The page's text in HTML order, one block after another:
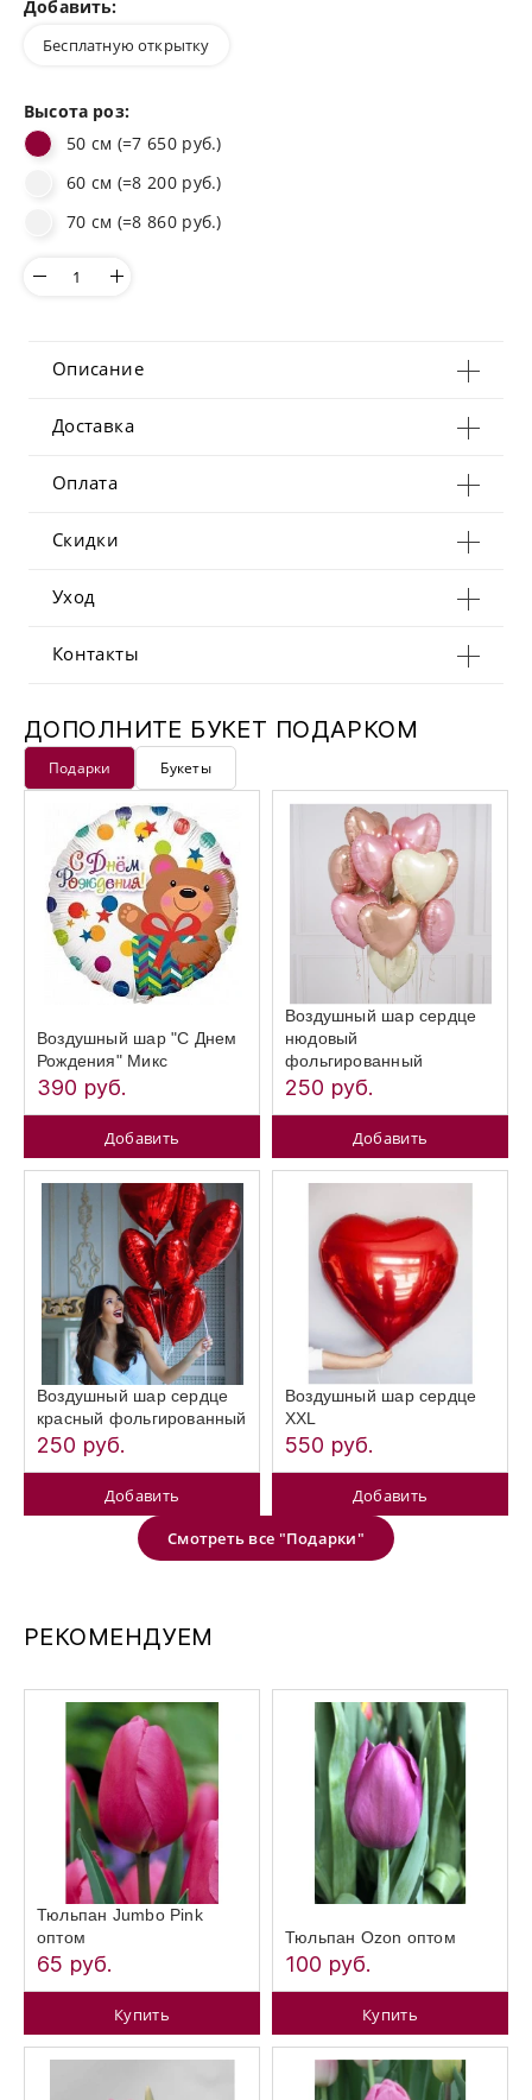
Добавить:
Бесплатную открытку
Высота роз:
50 см (=7 650 руб.)
60 см (=8 200 руб.)
70 см (=8 860 руб.)
Описание
Доставка
Оплата
Скидки
Уход
Контакты
ДОПОЛНИТЕ БУКЕТ ПОДАРКОМ
Подарки Букеты
Воздушный шар "С Днем
Рождения" Микс
390 руб.
Добавить
Воздушный шар сердце
нюдовый
фольгированный
250 руб.
Добавить
Воздушный шар сердце
красный фольгированный
250 руб.
Добавить
Воздушный шар сердце
XXL
550 руб.
Добавить
Смотреть все "Подарки"
РЕКОМЕНДУЕМ
Тюльпан Jumbo Pink
оптом
65 руб.
Купить
Тюльпан Ozon оптом
100 руб.
Купить